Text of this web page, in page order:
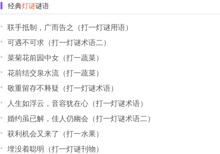
经典灯谜谜语
联手抵制，广而告之（打一灯谜用语）
可遇不可求（打一灯谜术语二）
菜菊花前园中女（打一蔬菜）
花前结交泉水流（打一蔬菜）
敬重留存不释疑（打一灯谜术语）
人生如浮云，音容犹在心（打一灯谜术语）
婚约虽已解，佳人仍幽会（打一灯谜术语二）
获利机会又来了（打一水果）
埋没着聪明（打一灯谜刊物）